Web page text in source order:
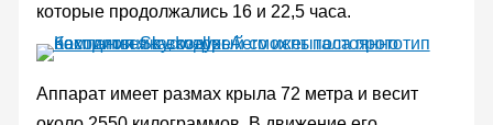
которые продолжались 16 и 22,5 часа.
Аппарат имеет размах крыла 72 метра и весит